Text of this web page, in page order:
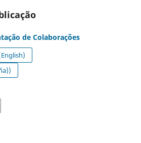
de Colaborações